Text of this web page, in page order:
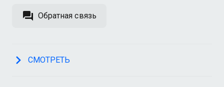
Обратная связь
СМОТРЕТЬ